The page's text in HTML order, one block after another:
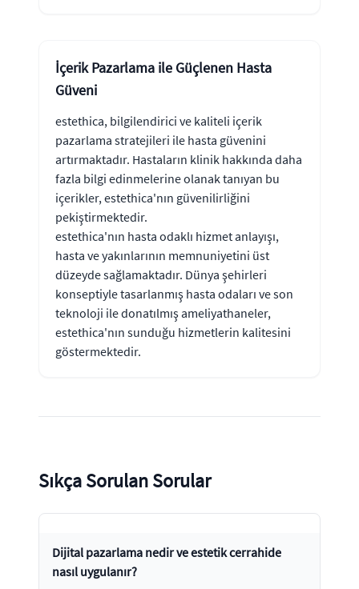
İçerik Pazarlama ile Güçlenen Hasta
Güveni
estethica, bilgilendirici ve kaliteli içerik
pazarlama stratejileri ile hasta güvenini
artırmaktadır. Hastaların klinik hakkında daha
fazla bilgi edinmelerine olanak tanıyan bu
içerikler, estethica'nın güvenilirliğini
pekiştirmektedir.
estethica'nın hasta odaklı hizmet anlayışı,
hasta ve yakınlarının memnuniyetini üst
düzeyde sağlamaktadır. Dünya şehirleri
konseptiyle tasarlanmış hasta odaları ve son
teknoloji ile donatılmış ameliyathaneler,
estethica'nın sunduğu hizmetlerin kalitesini
göstermektedir.
Sıkça Sorulan Sorular
Dijital pazarlama nedir ve estetik cerrahide
nasıl uygulanır?